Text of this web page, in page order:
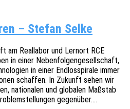
– Ste­fan Selke
am Real­la­bor und Lern­ort RCE
in einer Neben­fol­gen­ge­sell­schaft,
in einer Endlos­spi­ra­le immer
schaf­fen. In Zukunft sehen wir
natio­na­len und globa­len Maßstab
gegenüber.…